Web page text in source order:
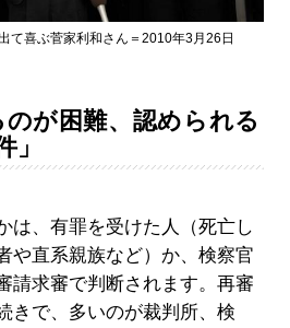
て喜ぶ菅家利和さん＝2010年3月26日
が困難、認められる
」
は、有罪を受けた人（死亡し
や直系親族など）か、検察官
請求審で判断されます。再審
きで、多いのが裁判所、検